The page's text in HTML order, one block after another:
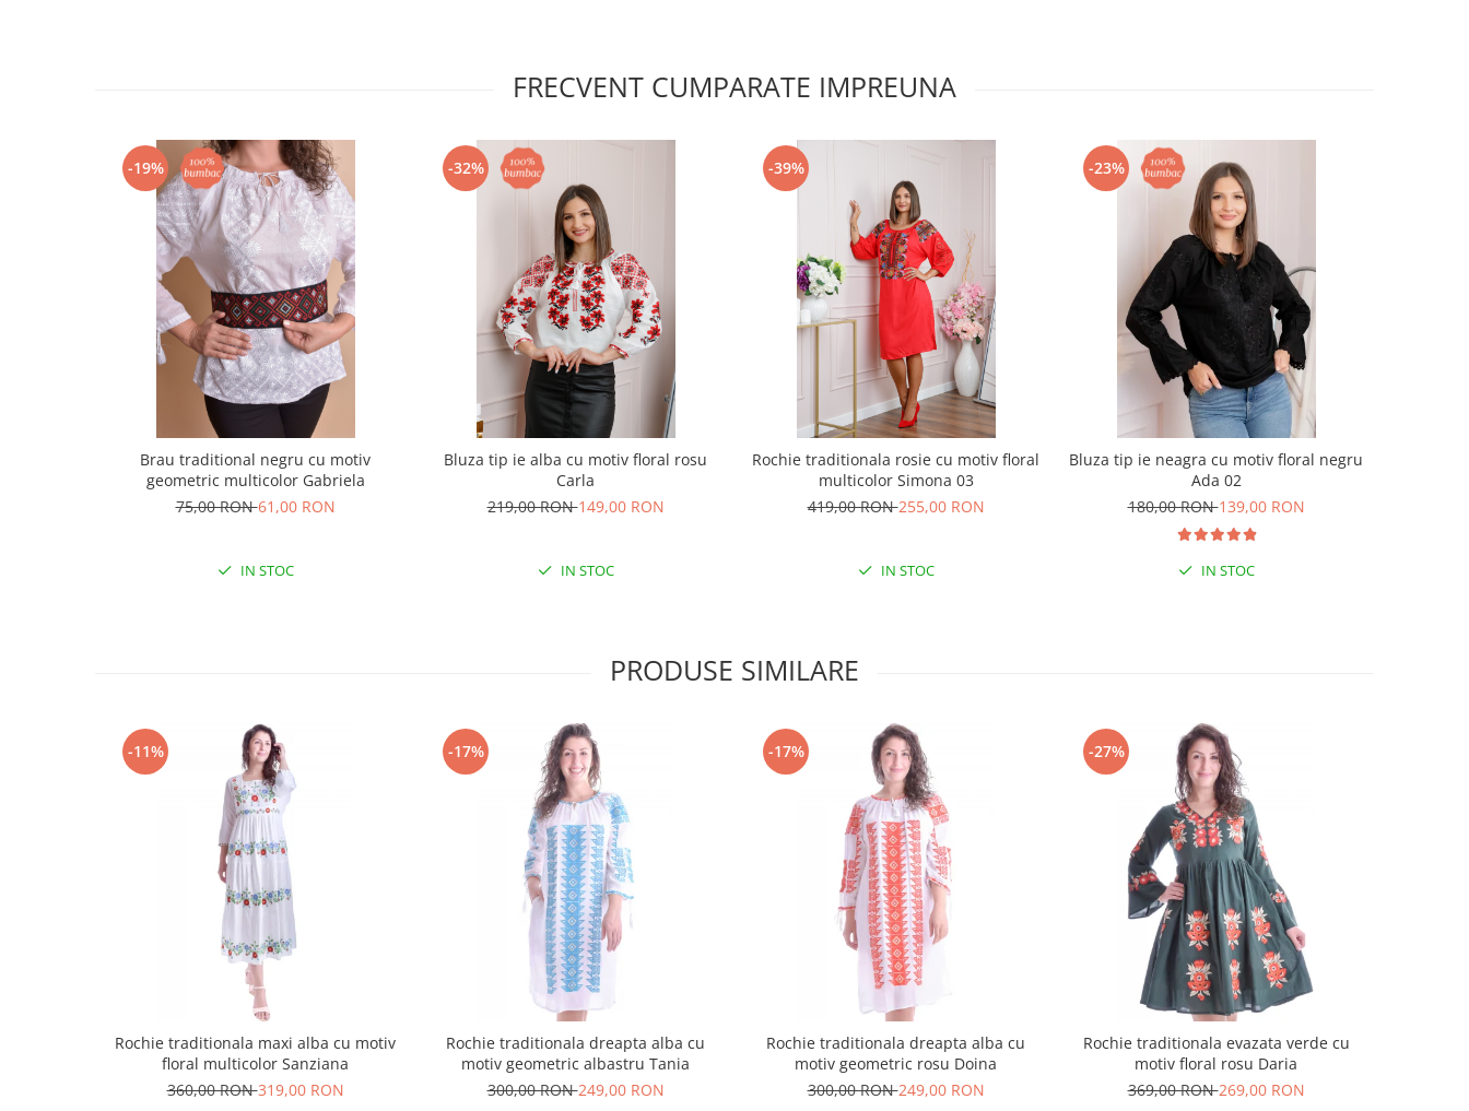
FRECVENT CUMPARATE IMPREUNA
-19%
Brau traditional negru cu motiv
geometric multicolor Gabriela
75,00 RON61,00 RON
IN STOC
-32%
Bluza tip ie alba cu motiv floral rosu
Carla
219,00 RON149,00 RON
IN STOC
-39%
Rochie traditionala rosie cu motiv floral
multicolor Simona 03
419,00 RON255,00 RON
IN STOC
-23%
Bluza tip ie neagra cu motiv floral negru
Ada 02
180,00 RON139,00 RON
IN STOC
PRODUSE SIMILARE
-11%
Rochie traditionala maxi alba cu motiv
floral multicolor Sanziana
360,00 RON319,00 RON
-17%
Rochie traditionala dreapta alba cu
motiv geometric albastru Tania
300,00 RON249,00 RON
-17%
Rochie traditionala dreapta alba cu
motiv geometric rosu Doina
300,00 RON249,00 RON
-27%
Rochie traditionala evazata verde cu
motiv floral rosu Daria
369,00 RON269,00 RON